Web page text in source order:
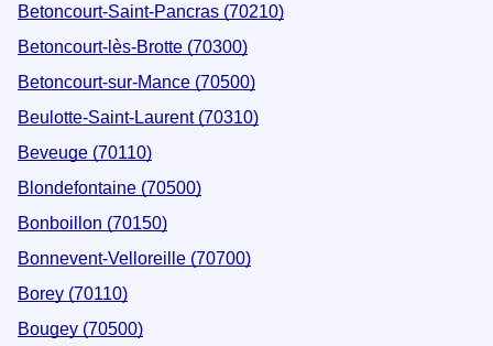
Betoncourt-Saint-Pancras (70210)
Betoncourt-lès-Brotte (70300)
Betoncourt-sur-Mance (70500)
Beulotte-Saint-Laurent (70310)
Beveuge (70110)
Blondefontaine (70500)
Bonboillon (70150)
Bonnevent-Velloreille (70700)
Borey (70110)
Bougey (70500)